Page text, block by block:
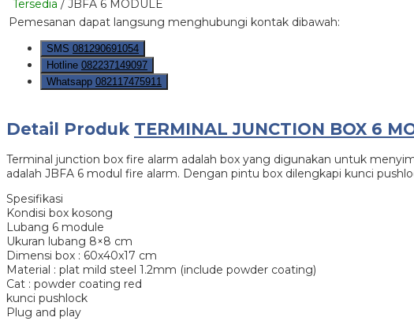
Tersedia / JBFA 6 MODULE
Pemesanan dapat langsung menghubungi kontak dibawah:
SMS 081290691054
Hotline 082237149097
Whatsapp 082117475911
Detail Produk TERMINAL JUNCTION BOX 6
Terminal junction box fire alarm adalah box yang digunakan untuk
adalah JBFA 6 modul fire alarm. Dengan pintu box dilengkapi kunci
Spesifikasi
Kondisi box kosong
Lubang 6 module
Ukuran lubang 8×8 cm
Dimensi box : 60x40x17 cm
Material : plat mild steel 1.2mm (include powder coating)
Cat : powder coating red
kunci pushlock
Plug and play